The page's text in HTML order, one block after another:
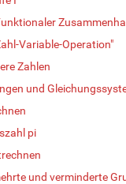
Variable-Operation"
Zahlen
und
pi
und verminderte